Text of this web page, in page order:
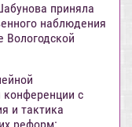
приняла
наблюдения
Вологодской
конференции с
и тактика